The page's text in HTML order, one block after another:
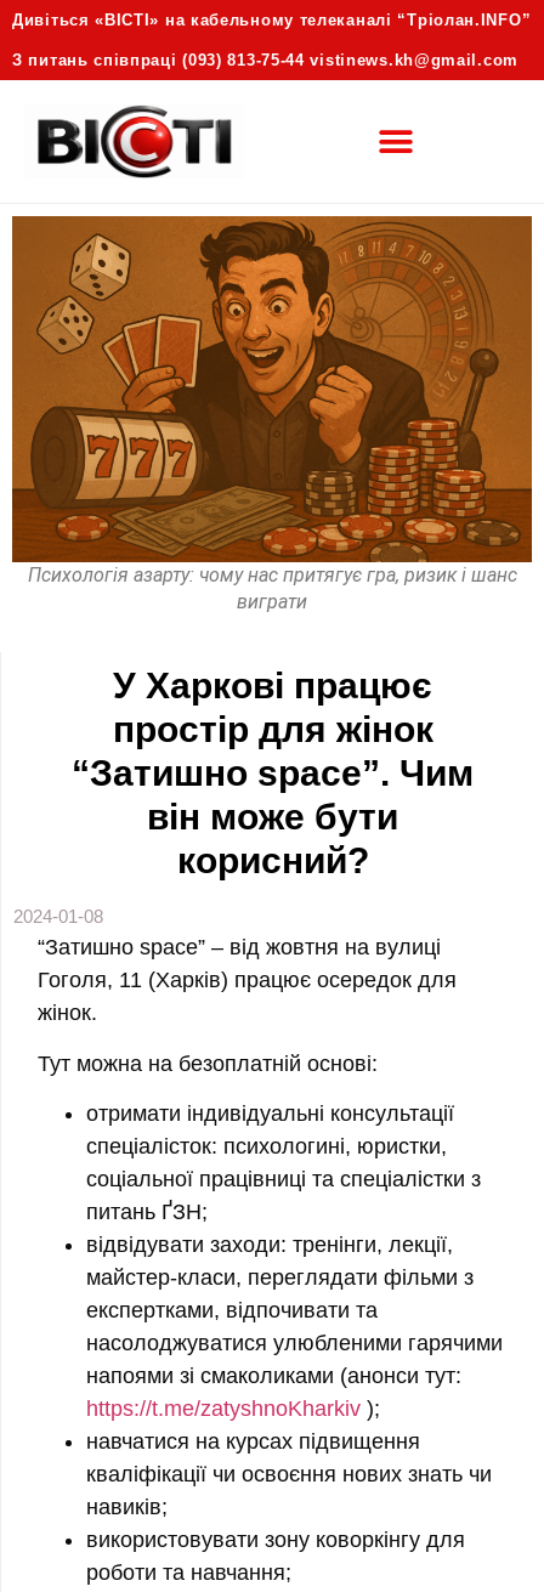
Дивіться «ВІСТІ» на кабельному телеканалі “Трiолан.INFO”
З питань співпраці (093) 813-75-44 vistinews.kh@gmail.com
Психологія азарту: чому нас притягує гра, ризик і шанс
виграти
У Харкові працює
простір для жінок
“Затишно space”. Чим
він може бути
корисний?
2024-01-08
“Затишно space” – від жовтня на вулиці
Гоголя, 11 (Харків) працює осередок для
жінок.
Тут можна на безоплатній основі:
отримати індивідуальні консультації
спеціалісток: психологині, юристки,
соціальної працівниці та спеціалістки з
питань ҐЗН;
відвідувати заходи: тренінги, лекції,
майстер-класи, переглядати фільми з
експертками, відпочивати та
насолоджуватися улюбленими гарячими
напоями зі смаколиками (анонси тут:
https://t.me/zatyshnoKharkiv );
навчатися на курсах підвищення
кваліфікації чи освоєння нових знать чи
навиків;
використовувати зону коворкінгу для
роботи та навчання;